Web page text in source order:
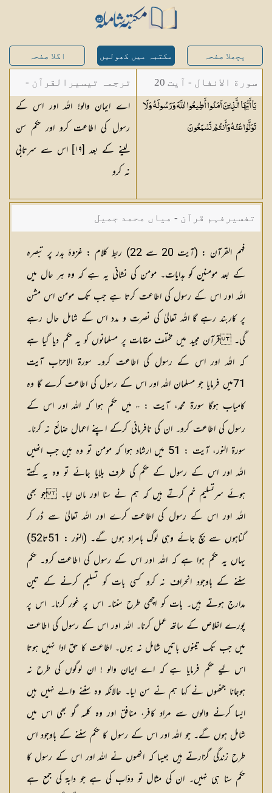
پچھلا صفحہ مکتبہ میں کھولیں اگلا صفحہ
سورة الانفال - آیت 20
يَا أَيُّهَا الَّذِينَ آمَنُوا أَطِيعُوا اللَّهَ وَرَسُولَهُ وَلَا
تَوَلَّوْا عَنْهُ وَأَنتُمْتَسْمَعُونَ
ترجمہ تیسیرالقرآن -
مولانا عبد الرحمن
کیلانی
اے ایمان والو! اللہ اور اس کے
رسول کی اطاعت کرو اور حکم سن
لینے کے بعد [١٩] اس سے سرتابی
نہ کرو
تفسیرفہم قرآن - میاں محمد جمیل
فہم القرآن : (آیت 20 سے 22) ربط کلام : غزوۂ بدر پر تبصرہ
کے بعد مومنین کو ہدایات۔ مومن کی نشانی یہ ہے کہ وہ ہر حال میں
اللہ اور اس کے رسول کی اطاعت کرتا ہے جب تک مومن اس مشن
پر کاربند رہے گا اللہ تعالیٰ کی نصرت و مدد اس کے شامل حال رہے
گی۔ قرآن مجید میں مختلف مقامات پر مسلمانوں کو یہ حکم دیا گیا ہے
کہ اللہ اور اس کے رسول کی اطاعت کرو۔ سورۃ الاحزاب آیت
71میں فرمایا جو مسلمان اللہ اور اس کے رسول کی اطاعت کرے گا وہ
کامیاب ہوگا سورۃ محمد، آیت : ٣٣ میں حکم ہوا کہ اللہ اور اس کے
رسول کی اطاعت کرو۔ ان کی نافرمانی کرکے اپنے اعمال ضائع نہ کرنا۔
سورۃ النور، آیت : 51 میں ارشاد ہوا کہ مومن تو وہ ہیں جب انھیں
اللہ اور اس کے رسول کے حکم کی طرف بلایا جائے تو وہ یہ کہتے
ہوئے سرتسلیم خم کرتے ہیں کہ ہم نے سنا اور مان لیا۔ جو بھی
اللہ اور اس کے رسول کی اطاعت کرے اور اللہ تعالیٰ سے ڈر کر
گناہوں سے بچ جائے وہی لوگ بامراد ہوں گے۔ (النور : 51تا52)
یہاں یہ حکم ہوا ہے کہ اللہ اور اس کے رسول کی اطاعت کرو۔ حکم
سننے کے باوجود انحراف نہ کرو کسی بات کو تسلیم کرنے کے تین
مدارج ہوتے ہیں۔ بات کو اچھی طرح سننا۔ اس پر غور کرنا۔ اس پر
پورے اخلاص کے ساتھ عمل کرنا۔ اللہ اور اس کے رسول کی اطاعت
میں جب تک تینوں باتیں شامل نہ ہوں۔ اطاعت کا حق ادا نہیں ہوتا
اس لیے حکم فرمایا ہے کہ اے ایمان والو ! ان لوگوں کی طرح نہ
ہوجانا جنھوں نے کہا ہم نے سن لیا۔ حالانکہ وہ سننے والے نہیں ہیں
ایسا کرنے والوں سے مراد کافر، منافق اور وہ کلمہ گو بھی اس میں
شامل ہوں گے۔ جو اللہ اور اس کے رسول کا حکم سننے کے باوجود اس
طرح زندگی گزارتے ہیں جیسا کہ انھوں نے اللہ اور اس کے رسول کا
حکم سنا ہی نہیں۔ ان کی مثال تو دوّاب کی ہے جو دابۃ کی جمع ہے